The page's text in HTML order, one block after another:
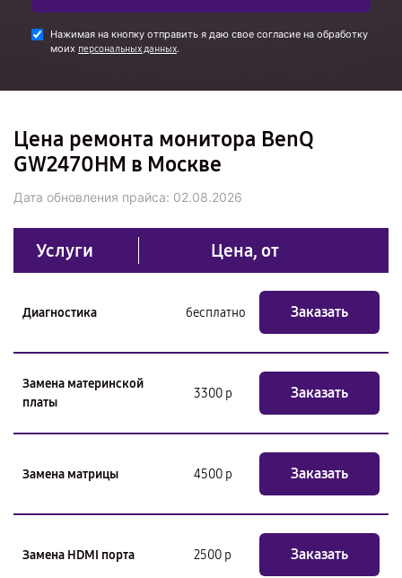
Нажимая на кнопку отправить я даю свое согласие на обработку
моих персональных данных.
Цена ремонта монитора BenQ
GW2470HM в Москве
Дата обновления прайса: 02.08.2026
Услуги Цена, от
Диагностика бесплатно Заказать
Замена материнской
платы
3300 р Заказать
Замена матрицы 4500 р Заказать
Замена HDMI порта 2500 р Заказать